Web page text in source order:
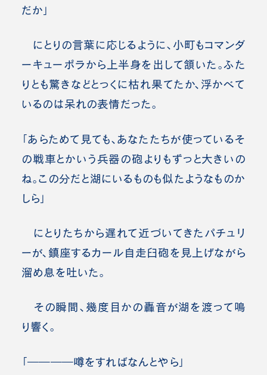
だか」
にとりの言葉に応じるように、小町もコマンダ
ーキューポラから上半身を出して頷いた。ふた
りとも驚きなどとっくに枯れ果てたか、浮かべて
いるのは呆れの表情だった。
「あらためて見ても、あなたたちが使っているそ
の戦車とかいう兵器の砲よりもずっと大きいの
ね。この分だと湖にいるものも似たようなものか
しら」
にとりたちから遅れて近づいてきたパチュリ
ーが、鎮座するカール自走臼砲を見上げながら
溜め息を吐いた。
その瞬間、幾度目かの轟音が湖を渡って鳴
り響く。
「――――噂をすればなんとやら」